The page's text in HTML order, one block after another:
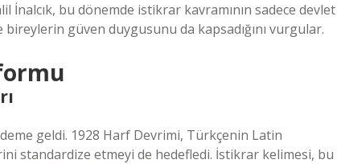
İnalcık, bu dönemde istikrar kavramının sadece devlet
bireylerin güven duygusunu da kapsadığını vurgular.
geldi. 1928 Harf Devrimi, Türkçenin Latin
standardize etmeyi de hedefledi. İstikrar kelimesi, bu